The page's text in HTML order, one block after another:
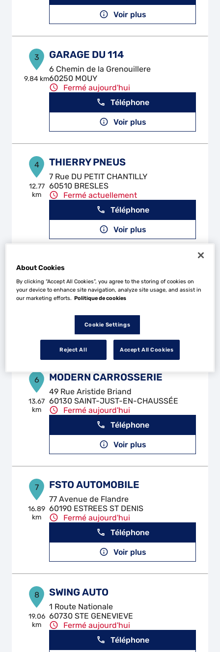
Voir plus
3
9.84 km
GARAGE DU 114
6 Chemin de la Grenouillere
60250 MOUY
Fermé aujourd'hui
Téléphone
Voir plus
4
12.77
km
THIERRY PNEUS
7 Rue DU PETIT CHANTILLY
60510 BRESLES
Fermé actuellement
Téléphone
Voir plus
5
13.51
km
CREIL MECA
786 Avenue du Tremblay
60100 CREIL
Fermé aujourd'hui
Téléphone
Voir plus
6
13.67
km
MODERN CARROSSERIE
49 Rue Aristide Briand
60130 SAINT-JUST-EN-CHAUSSÉE
Fermé aujourd'hui
Téléphone
Voir plus
7
16.89
km
FSTO AUTOMOBILE
77 Avenue de Flandre
60190 ESTREES ST DENIS
Fermé aujourd'hui
Téléphone
Voir plus
8
19.06
km
SWING AUTO
1 Route Nationale
60730 STE GENEVIEVE
Fermé aujourd'hui
Téléphone
About Cookies
By clicking “Accept All Cookies”, you agree to the storing of cookies on
your device to enhance site navigation, analyze site usage, and assist in
our marketing efforts. Politique de cookies
Cookie Settings
Reject All Accept All Cookies